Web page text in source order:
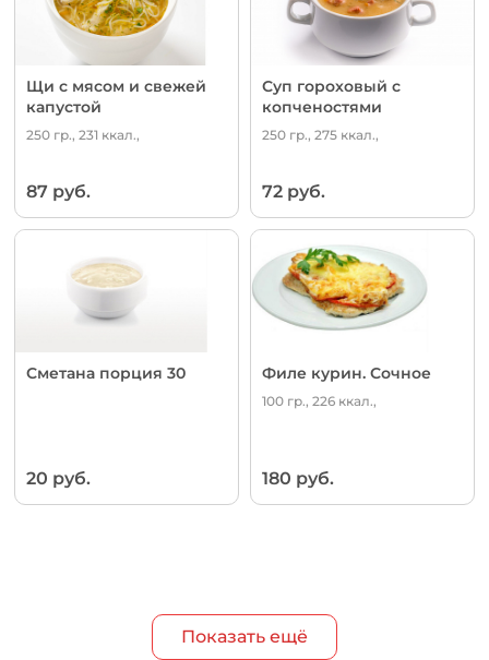
Щи с мясом и свежей
капустой
250 гр., 231 ккал.,
87 руб.
Суп гороховый с
копченостями
250 гр., 275 ккал.,
72 руб.
Сметана порция 30
20 руб.
Филе курин. Сочное
100 гр., 226 ккал.,
180 руб.
Показать ещё